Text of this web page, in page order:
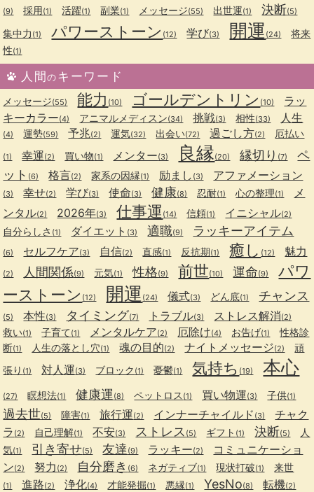
(9) 採用(1) 活躍(1) 副業(1) メッセージ(55) 出世運(1) 決断(5)
集中力 (1) パワーストーン (12) 学び(3) 開運 (24)
将来
性(1)
人間のキーワード
メッセージ(55) 能力 (10) ゴールデントリン (10)
ラッ
キーカラー(4) アニマルメディスン(34) 挑戦(3) 相性(33) 人生
(4) 運勢(59) 予兆(2) 運気(32) 出会い(72) 過ごし方(2) 厄払い
(1) 幸運(2) 買い物(1) メンター(3) 良縁(20) 縁切り (7)
ペ
ット (6) 格言(2) 家系の因縁(1) 励まし (3) アファメーション
(3) 幸せ(2) 学び(3) 使命(3) 健康(8) 忍耐(1) 心の整理(1)
メ
ンタル(2) 2026年(3) 仕事運 (14) 信頼(1) イニシャル(2)
自分らしさ (1) ダイエット (3) 適職(9) ラッキーアイテム
(6) セルフケア(3) 自信(2) 直感(1) 反抗期(1) 癒し (12) 魅力
(2) 人間関係(9) 元気(1) 性格(9) 前世(10) 運命(9)
パワ
ーストーン (12) 開運 (24) 儀式(3) どん底(1) チャンス
(5) 本性(3) タイミング(7) トラブル(3) ストレス解消(2)
救い(1) 子育て(1) メンタルケア(2) 厄除け(4) お告げ(1)
性格診
断(1) 人生の落とし穴(1) 魂の目的(2) ナイトメッセージ(2)
頑
張り (1) 対人運(3) ブロック (1) 憂鬱(1) 気持ち (19) 本心
(27) 瞑想法(1) 健康運(8) ペットロス (1) 買い物運(3) 子供(1)
過去世(5) 障害(1) 旅行運(2) インナーチャイルド (3)
チャク
ラ (2) 自己理解(1) 不安(3) ストレス (5) ギフト (1) 決断(5)
人
気(1) 引き寄せ(5) 友達 (9) ラッキー(2)
コミュニケーショ
ン(2) 努力 (2) 自分磨き (6) ネガティブ(1) 現状打破(1) 来世
(1) 進路(2) 浄化(4) 才能発掘(1) 悪縁(1) YesNo(8) 転機(2)